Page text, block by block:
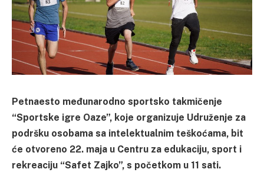
Petnaesto međunarodno sportsko takmičenje
“Sportske igre Oaze”, koje organizuje Udruženje za
podršku osobama sa intelektualnim teškoćama, bit
će otvoreno 22. maja u Centru za edukaciju, sport i
rekreaciju “Safet Zajko”, s početkom u 11 sati.